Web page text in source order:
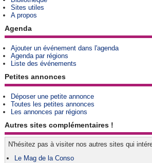
Sites utiles
A propos
Agenda
Ajouter un événement dans l'agenda
Agenda par régions
Liste des événements
Petites annonces
Déposer une petite annonce
Toutes les petites annonces
Les annonces par régions
Autres sites complémentaires !
N'hésitez pas à visiter nos autres sites qui
Le Mag de la Conso